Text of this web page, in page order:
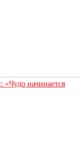
«Чудо начинается